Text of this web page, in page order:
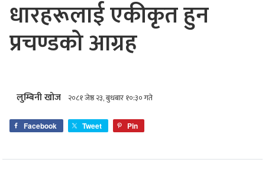
धारहरूलाई एकीकृत हुन
प्रचण्डको आग्रह
लुम्बिनी खोज २०८१ जेष्ठ २३, बुधबार १०:३० गते
Facebook Tweet Pin